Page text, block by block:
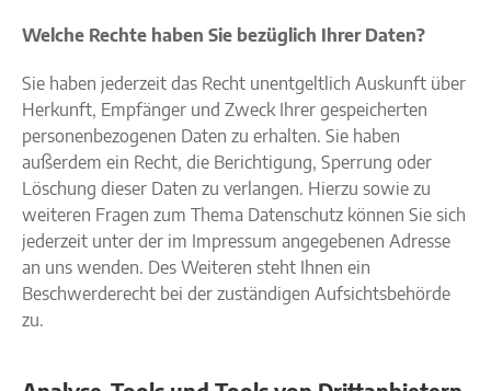
Welche Rechte haben Sie bezüglich Ihrer Daten?
Sie haben jederzeit das Recht unentgeltlich Auskunft über
Herkunft, Empfänger und Zweck Ihrer gespeicherten
personenbezogenen Daten zu erhalten. Sie haben
außerdem ein Recht, die Berichtigung, Sperrung oder
Löschung dieser Daten zu verlangen. Hierzu sowie zu
weiteren Fragen zum Thema Datenschutz können Sie sich
jederzeit unter der im Impressum angegebenen Adresse
an uns wenden. Des Weiteren steht Ihnen ein
Beschwerderecht bei der zuständigen Aufsichtsbehörde
zu.